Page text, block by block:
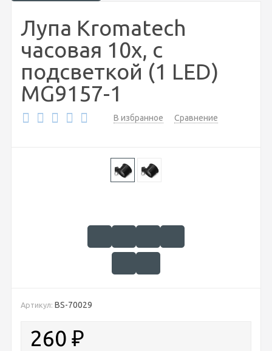
Лупа Kromatech
часовая 10х, с
подсветкой (1 LED)
MG9157-1
В избранное Сравнение
Артикул: BS-70029
260 ₽